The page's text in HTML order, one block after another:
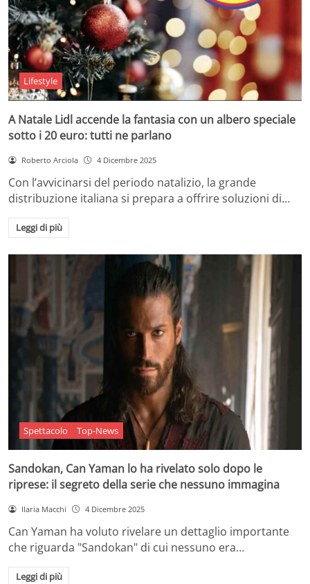
Lifestyle
A Natale Lidl accende la fantasia con un albero speciale
sotto i 20 euro: tutti ne parlano
Roberto Arciola 4 Dicembre 2025
Con l’avvicinarsi del periodo natalizio, la grande
distribuzione italiana si prepara a offrire soluzioni di…
Leggi di più
Spettacolo Top-News
Sandokan, Can Yaman lo ha rivelato solo dopo le
riprese: il segreto della serie che nessuno immagina
Ilaria Macchi 4 Dicembre 2025
Can Yaman ha voluto rivelare un dettaglio importante
che riguarda "Sandokan" di cui nessuno era…
Leggi di più